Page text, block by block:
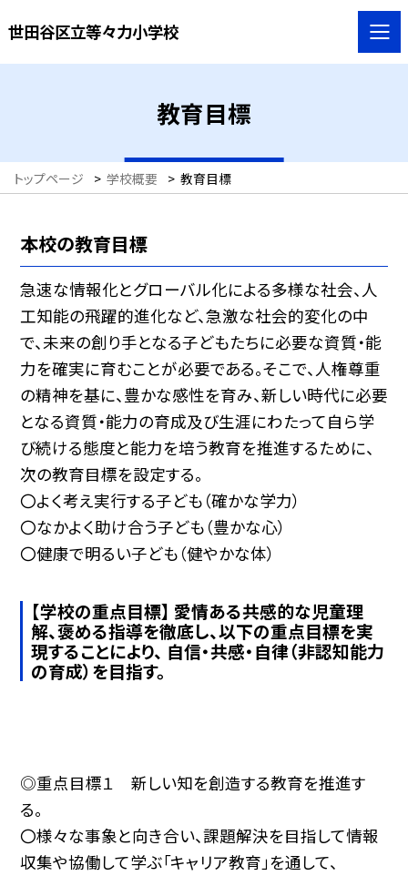
世田谷区立等々力小学校
教育目標
トップページ > 学校概要 > 教育目標
本校の教育目標
急速な情報化とグローバル化による多様な社会、人
工知能の飛躍的進化など、急激な社会的変化の中
で、未来の創り手となる子どもたちに必要な資質・能
力を確実に育むことが必要である。そこで、人権尊重
の精神を基に、豊かな感性を育み、新しい時代に必要
となる資質・能力の育成及び生涯にわたって自ら学
び続ける態度と能力を培う教育を推進するために、
次の教育目標を設定する。
〇よく考え実行する子ども（確かな学力）
〇なかよく助け合う子ども（豊かな心）
〇健康で明るい子ども（健やかな体）
【学校の重点目標】 愛情ある共感的な児童理
解、褒める指導を徹底し、以下の重点目標を実
現することにより、 自信・共感・自律（非認知能力
の育成）を目指す。
◎重点目標１ 新しい知を創造する教育を推進す
る。
〇様々な事象と向き合い、課題解決を目指して情報
収集や協働して学ぶ「キャリア教育」を通して、